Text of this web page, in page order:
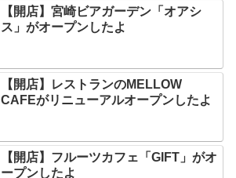
【開店】宮崎ビアガーデン「オアシ
ス」がオープンしたよ
【開店】レストランのMELLOW
CAFEがリニューアルオープンしたよ
【開店】フルーツカフェ「GIFT」がオ
ープンしたよ